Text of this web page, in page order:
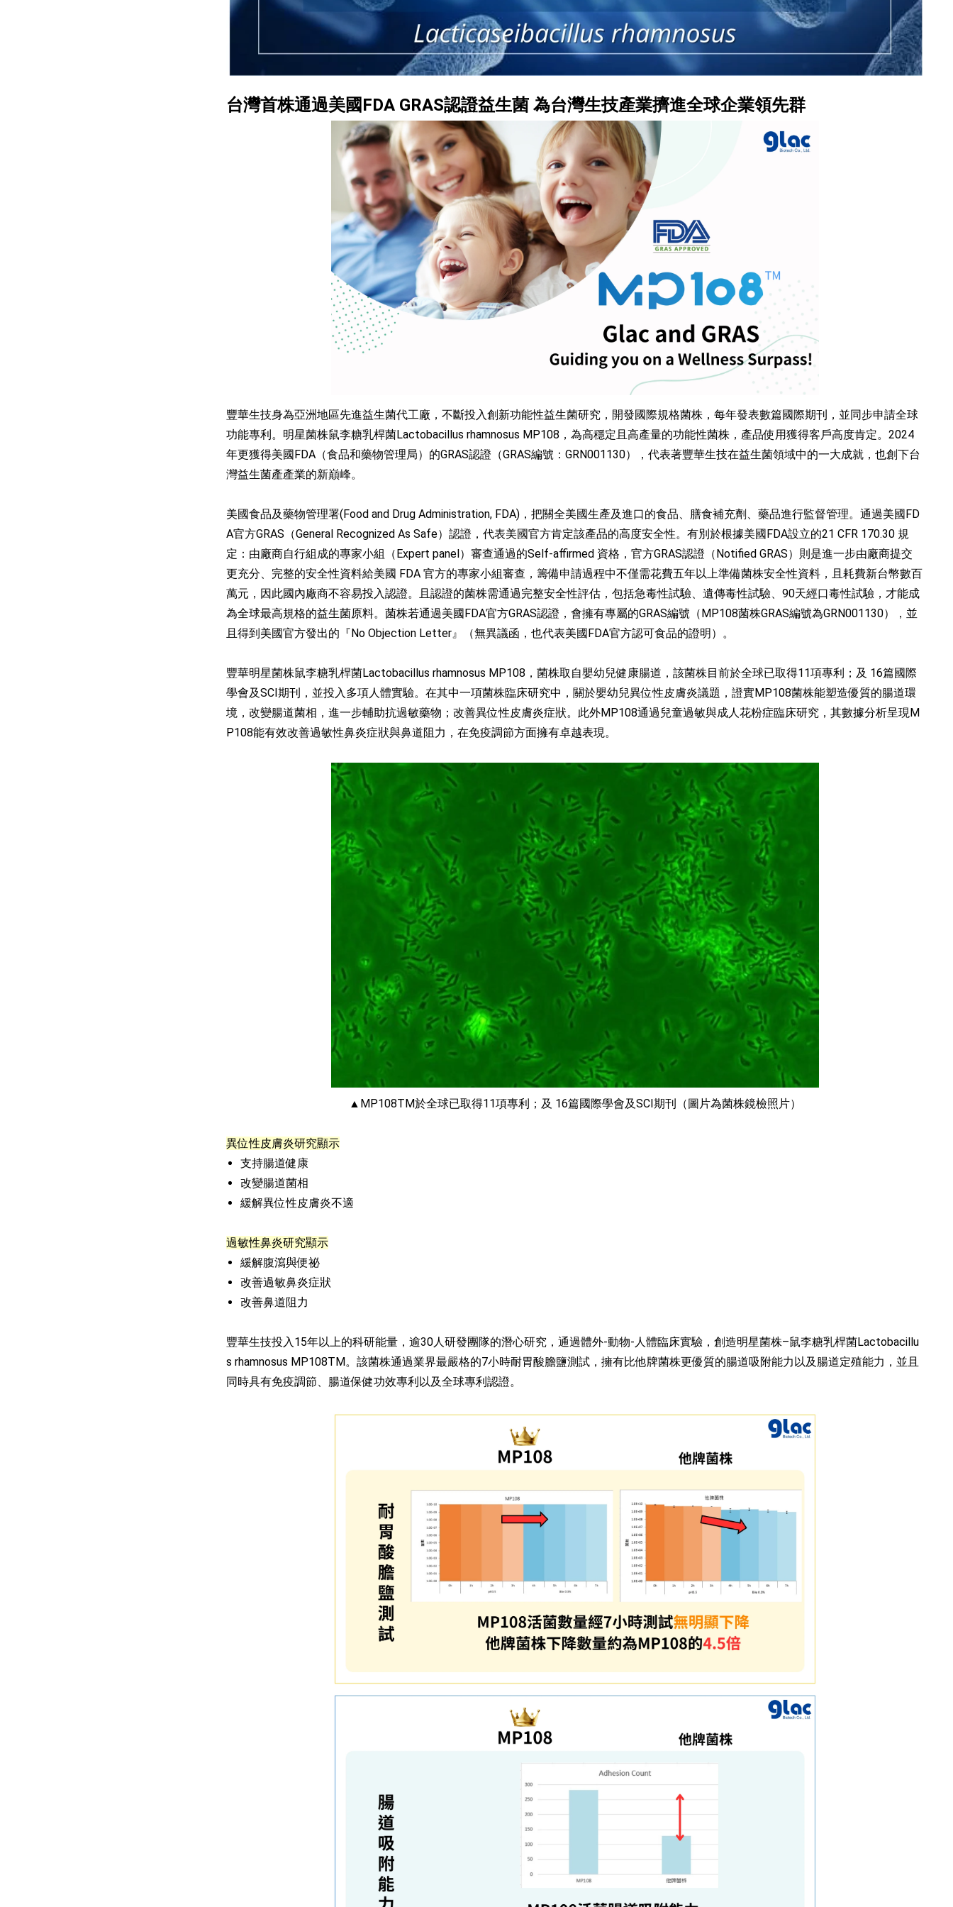
台灣首株通過美國FDA GRAS認證益生菌 為台灣生技產業擠進全球企業領先群
豐華生技身為亞洲地區先進益生菌代工廠，不斷投入創新功能性益生菌研究，開發國際規格菌株，每年發表數篇國際期刊，並同步申請全球
功能專利。明星菌株鼠李糖乳桿菌Lactobacillus rhamnosus MP108，為高穩定且高產量的功能性菌株，產品使用獲得客戶高度肯定。2024
年更獲得美國FDA（食品和藥物管理局）的GRAS認證（GRAS編號：GRN001130），代表著豐華生技在益生菌領域中的一大成就，也創下台
灣益生菌產產業的新巔峰。
美國食品及藥物管理署(Food and Drug Administration, FDA)，把關全美國生產及進口的食品、膳食補充劑、藥品進行監督管理。通過美國FD
A官方GRAS（General Recognized As Safe）認證，代表美國官方肯定該產品的高度安全性。有別於根據美國FDA設立的21 CFR 170.30 規
定：由廠商自行組成的專家小組（Expert panel）審查通過的Self-affirmed 資格，官方GRAS認證（Notified GRAS）則是進一步由廠商提交
更充分、完整的安全性資料給美國 FDA 官方的專家小組審查，籌備申請過程中不僅需花費五年以上準備菌株安全性資料，且耗費新台幣數百
萬元，因此國內廠商不容易投入認證。且認證的菌株需通過完整安全性評估，包括急毒性試驗、遺傳毒性試驗、90天經口毒性試驗，才能成
為全球最高規格的益生菌原料。菌株若通過美國FDA官方GRAS認證，會擁有專屬的GRAS編號（MP108菌株GRAS編號為GRN001130），並
且得到美國官方發出的『No Objection Letter』（無異議函，也代表美國FDA官方認可食品的證明）。
豐華明星菌株鼠李糖乳桿菌Lactobacillus rhamnosus MP108，菌株取自嬰幼兒健康腸道，該菌株目前於全球已取得11項專利；及 16篇國際
學會及SCI期刊，並投入多項人體實驗。在其中一項菌株臨床研究中，關於嬰幼兒異位性皮膚炎議題，證實MP108菌株能塑造優質的腸道環
境，改變腸道菌相，進一步輔助抗過敏藥物；改善異位性皮膚炎症狀。此外MP108通過兒童過敏與成人花粉症臨床研究，其數據分析呈現M
P108能有效改善過敏性鼻炎症狀與鼻道阻力，在免疫調節方面擁有卓越表現。
▲MP108TM於全球已取得11項專利；及 16篇國際學會及SCI期刊（圖片為菌株鏡檢照片）
異位性皮膚炎研究顯示
支持腸道健康
改變腸道菌相
緩解異位性皮膚炎不適
過敏性鼻炎研究顯示
緩解腹瀉與便祕
改善過敏鼻炎症狀
改善鼻道阻力
豐華生技投入15年以上的科研能量，逾30人研發團隊的潛心研究，通過體外-動物-人體臨床實驗，創造明星菌株–鼠李糖乳桿菌Lactobacillu
s rhamnosus MP108TM。該菌株通過業界最嚴格的7小時耐胃酸膽鹽測試，擁有比他牌菌株更優質的腸道吸附能力以及腸道定殖能力，並且
同時具有免疫調節、腸道保健功效專利以及全球專利認證。